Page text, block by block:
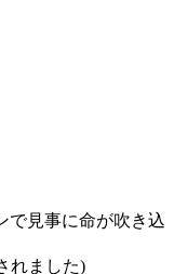
で見事に命が吹き込
れました)